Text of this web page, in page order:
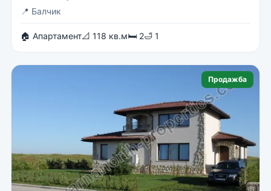
📍 Балчик
🏠 Апартамент📐 118 кв.м🛏 2🛁 1
Продажба